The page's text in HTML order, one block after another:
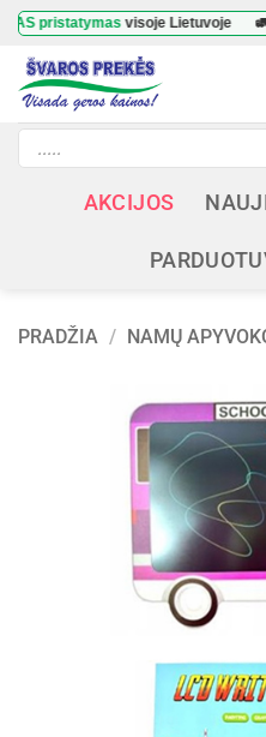
Skip
content
visoje Lietuvoje 🚛
Products
search
AKCIJOS
PRADŽIA / NAMŲ